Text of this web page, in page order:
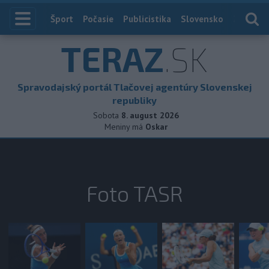
Index
Šport Počasie Publicistika Slovensko
TERAZ.SK
Spravodajský portál Tlačovej agentúry Slovenskej
republiky
Sobota 8. august 2026
Meniny má Oskar
Foto TASR